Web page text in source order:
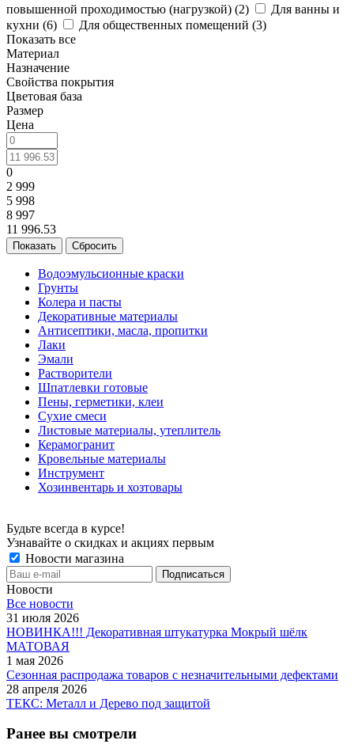
повышенной проходимостью (нагрузкой) (2)
Для ванны и
кухни (6) Для общественных помещений (3)
Показать все
Материал
Назначение
Свойства покрытия
Цветовая база
Размер
Цена
0
2 999
5 998
8 997
11 996.53
Сбросить
Водоэмульсионные краски
Грунты
Колера и пасты
Декоративные материалы
Антисептики, масла, пропитки
Лаки
Эмали
Растворители
Шпатлевки готовые
Пены, герметики, клеи
Сухие смеси
Листовые материалы, утеплитель
Керамогранит
Кровельные материалы
Инструмент
Хозинвентарь и хозтовары
Будьте всегда в курсе!
Узнавайте о скидках и акциях первым
Новости магазина
Новости
Все новости
31 июля 2026
НОВИНКА!!! Декоративная штукатурка Мокрый шёлк
МАТОВАЯ
1 мая 2026
Сезонная распродажа товаров с незначительными дефектами
28 апреля 2026
ТЕКС: Металл и Дерево под защитой
Ранее вы смотрели